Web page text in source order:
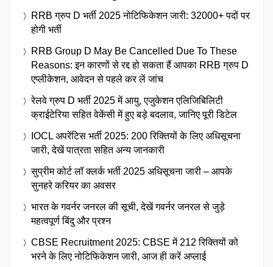
RRB ग्रुप D भर्ती 2025 नोटिफिकेशन जारी: 32000+ पदों पर
होगी भर्ती
RRB Group D May Be Cancelled Due To These
Reasons: इन कारणों से रद्द हो सकता हैं आपका RRB ग्रुप D
एप्लीकेशन, आवेदन से पहले कर लें जांच
रेलवे ग्रुप D भर्ती 2025 में आयु, एजुकेशन एलिजिबिलिटी
क्राईटेरिया सहित वेकेंसी में हुए बड़े बदलाव, जानिए पूरी डिटेल
IOCL अपरेंटिस भर्ती 2025: 200 रिक्तियों के लिए अधिसूचना
जारी, देखें पात्रता सहित अन्य जानकारी
सुप्रीम कोर्ट लॉ क्लर्क भर्ती 2025 अधिसूचना जारी – आपके
सुनहरे करियर का अवसर
भारत के गवर्नर जनरल की सूची, देखें गवर्नर जनरल से जुड़े
महत्वपूर्ण बिंदु और प्रश्न
CBSE Recruitment 2025: CBSE में 212 रिक्तियों को
भरने के लिए नोटिफिकेशन जारी, आज ही करें अप्लाई